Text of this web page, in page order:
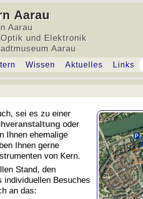
Aarau
Aarau
und Elektronik
Aarau
Wissen Aktuelles Links
sei es zu einer
oder
Ihnen ehemalige
Ihnen gerne
von Kern.
Stand, den
individuellen Besuches
an das: